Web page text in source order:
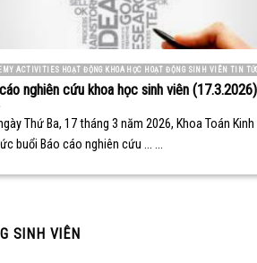
ACTIVITIES HOẠT ĐỘNG KHOA HỌC HOẠT ĐỘNG SINH VIÊN TIN
nghiên cứu khoa học sinh viên (17.3.2026)
Thứ Ba, 17 tháng 3 năm 2026, Khoa Toán
buổi Báo cáo nghiên cứu ... ...
SINH VIÊN